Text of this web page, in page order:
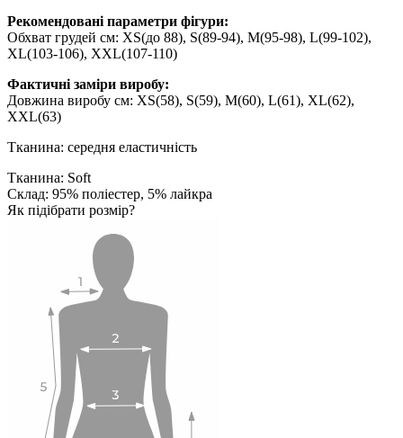
Рекомендовані параметри фігури:
Обхват грудей см: XS(до 88), S(89-94), M(95-98), L(99-102),
XL(103-106), XXL(107-110)
Фактичні заміри виробу:
Довжина виробу см: XS(58), S(59), M(60), L(61), XL(62),
XXL(63)
Тканина: середня еластичність
Тканина: Soft
Склад: 95% поліестер, 5% лайкра
Як підібрати розмір?